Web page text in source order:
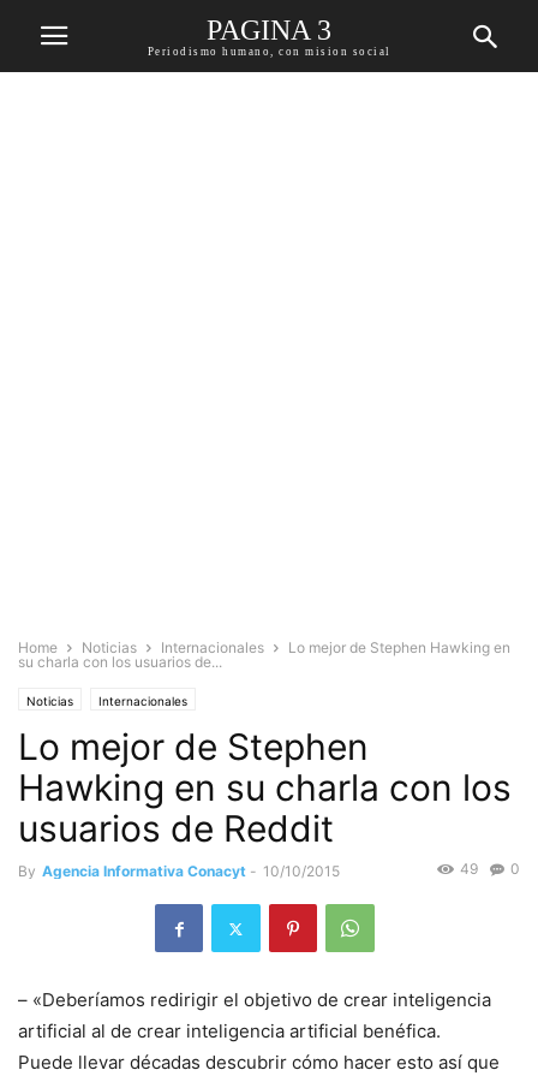
PAGINA 3
Periodismo humano, con mision social
Home Noticias Internacionales
Lo mejor de Stephen Hawking en
su charla con los usuarios de...
Noticias Internacionales
Lo mejor de Stephen
Hawking en su charla con los
usuarios de Reddit
By Agencia Informativa Conacyt - 10/10/2015 0
49
– «Deberíamos redirigir el objetivo de crear inteligencia
artificial al de crear inteligencia artificial benéfica.
Puede llevar décadas descubrir cómo hacer esto así que